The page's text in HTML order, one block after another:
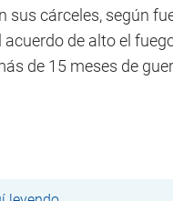
sus cárceles, según
de alto el
de 15 meses de